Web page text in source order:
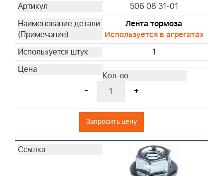
506 08 31-01
Лента тормоза
Используется в агрегатах
1
- +
Запросить цену